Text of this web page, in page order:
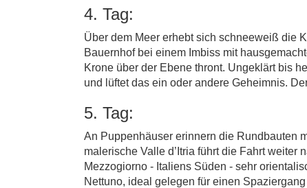
4. Tag:
Über dem Meer erhebt sich schneeweiß die
Bauernhof bei einem Imbiss mit
Krone über der Ebene thront. Ungeklärt bis
und lüftet das ein oder andere Geheimnis.
5. Tag:
An Puppenhäuser erinnern die Rundbauten
malerische Valle d’Itria führt die Fahrt
Mezzogiorno - Italiens Süden - sehr
Nettuno, ideal gelegen für einen